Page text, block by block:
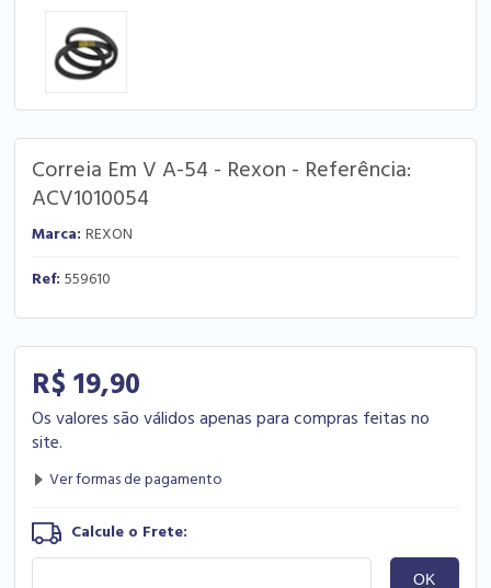
Correia Em V A-54 - Rexon - Referência:
ACV1010054
Marca:REXON
Ref:559610
R$ 19,90
Os valores são válidos apenas para compras feitas no
site.